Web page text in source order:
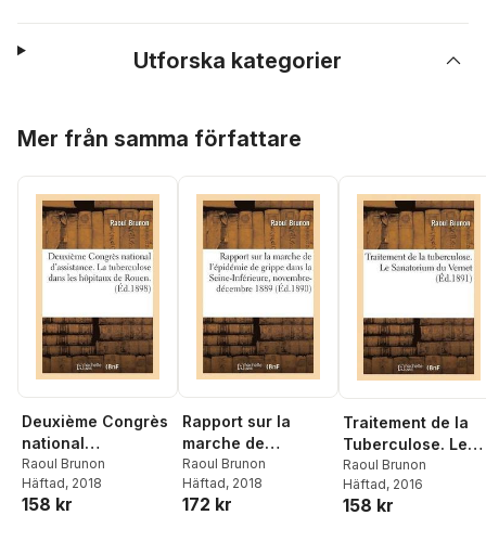
Utforska kategorier
Mer från samma författare
Deuxième Congrès
national
d'assistance. La
tuberculose dans
les hôpitaux de
Raoul Brunon
Häftad, 2018
158 kr
Rapport sur la
marche de
l'épidémie de
grippe dans la
Seine-Inférieure
Raoul Brunon
Häftad, 2018
172 kr
Traitement de la
Tuberculose. Le
Sanatorium Du
Vernet
Raoul Brunon
Häftad, 2016
158 kr